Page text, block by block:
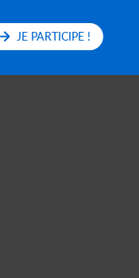
JE PARTICIPE !